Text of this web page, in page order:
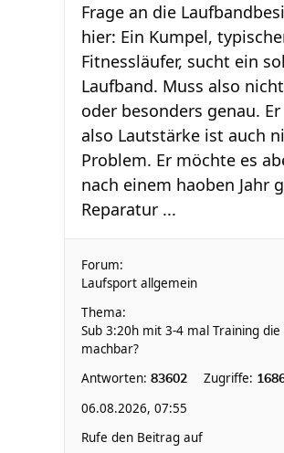
Frage an die
hier: Ein Kumpel,
Fitnessläufer, sucht ein
Laufband. Muss also
oder besonders genau.
also Lautstärke ist auch
Problem. Er möchte es
nach einem haoben Jahr
Reparatur ...
Forum:
Laufsport allgemein
Thema:
Sub 3:20h mit 3-4 mal Training die
machbar?
Antworten: 83602 Zugriffe:
06.08.2026, 07:55
Rufe den Beitrag auf